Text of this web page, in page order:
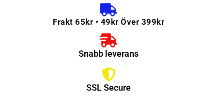
Frakt 65kr • 49kr Över 399kr
Snabb leverans
SSL Secure